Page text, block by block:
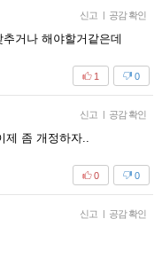
신고 | 공감 확인
거나 해야할거같은데
0
1
신고 | 공감 확인
제 좀 개정하자..
0
0
신고 | 공감 확인